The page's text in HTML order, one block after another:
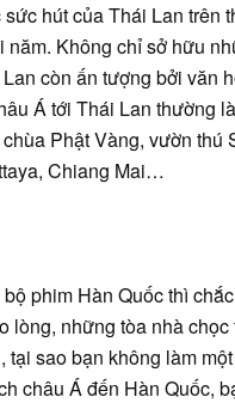
hút của Thái Lan
năm. Không chỉ sở hữu
còn ấn tượng bởi văn
Á tới Thái Lan thường
Phật Vàng, vườn
Chiang Mai…
phim Hàn Quốc thì
lòng, những tòa nhà
tại sao bạn không làm một
châu Á đến Hàn Quốc,